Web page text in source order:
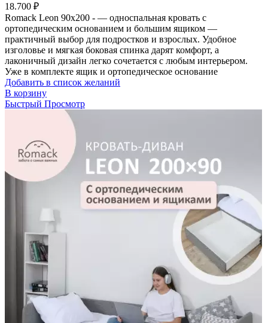
18.700 ₽
Romack Leon 90x200 - — односпальная кровать с
ортопедическим основанием и большим ящиком —
практичный выбор для подростков и взрослых. Удобное
изголовье и мягкая боковая спинка дарят комфорт, а
лаконичный дизайн легко сочетается с любым интерьером.
Уже в комплекте ящик и ортопедическое основание
Добавить в список желаний
В корзину
Быстрый Просмотр